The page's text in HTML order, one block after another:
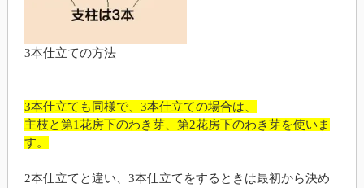
3本仕立ての方法
3本仕立ても同様で、3本仕立ての場合は、
主枝と第1花房下のわき芽、第2花房下のわき芽を使いま
す。
2本仕立てと違い、3本仕立てをするときは最初から決め